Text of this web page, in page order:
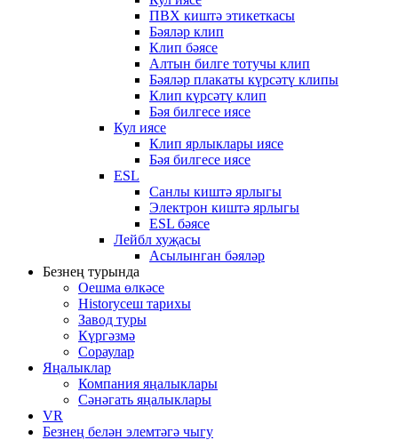
ПВХ киштә этикеткасы
Бәяләр клип
Клип бәясе
Алтын билге тотучы клип
Бәяләр плакаты күрсәтү клипы
Клип күрсәтү клип
Бәя билгесе иясе
Кул иясе
Клип ярлыклары иясе
Бәя билгесе иясе
ESL
Санлы киштә ярлыгы
Электрон киштә ярлыгы
ESL бәясе
Лейбл хуҗасы
Асылынган бәяләр
Безнең турында
Оешма өлкәсе
Historyсеш тарихы
Завод туры
Күргәзмә
Сораулар
Яңалыклар
Компания яңалыклары
Сәнәгать яңалыклары
VR
Безнең белән элемтәгә чыгу